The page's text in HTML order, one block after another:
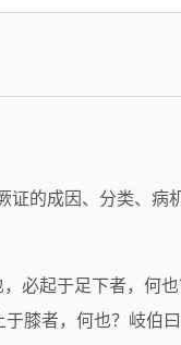
的成因、分类、病
必起于足下者，何
膝者，何也？岐伯